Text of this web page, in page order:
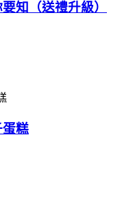
知（送禮升級）
蛋糕